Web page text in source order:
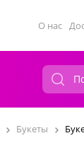
О нас
Букеты